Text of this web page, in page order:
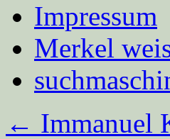
Impressum
Merkel
← Immanuel